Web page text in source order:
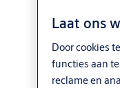
Ontdek hoe onze
, naadloos
deuropeningen te
Laat ons
Door cookies
functies aan
reclame en